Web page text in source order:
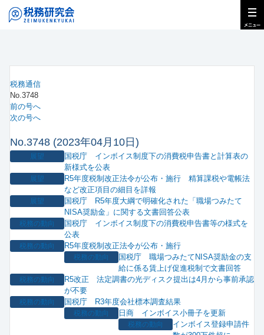
税務通信
No.3748
前の号へ
次の号へ
No.3748 (2023年04月10日)
展望
国税庁 インボイス制度下の消費税申告書と計算表の
新様式を公表
展望
R5年度税制改正法令が公布・施行 精算課税や電帳法
など改正項目の細目を詳報
展望
国税庁 R5年度大綱で明確化された「職場つみたて
NISA奨励金」に関する文書回答公表
税務の動向
国税庁 インボイス制度下の消費税申告書等の様式を
公表
税務の動向 R5年度税制改正法令が公布・施行
税務の動向
国税庁 職場つみたてNISA奨励金の支
給に係る賃上げ促進税制で文書回答
税務の動向
R5改正 法定調書の光ディスク提出は4月から事前承認
が不要
税務の動向 国税庁 R3年度会社標本調査結果
税務の動向 日商 インボイス小冊子を更新
税務の動向
インボイス登録申請件